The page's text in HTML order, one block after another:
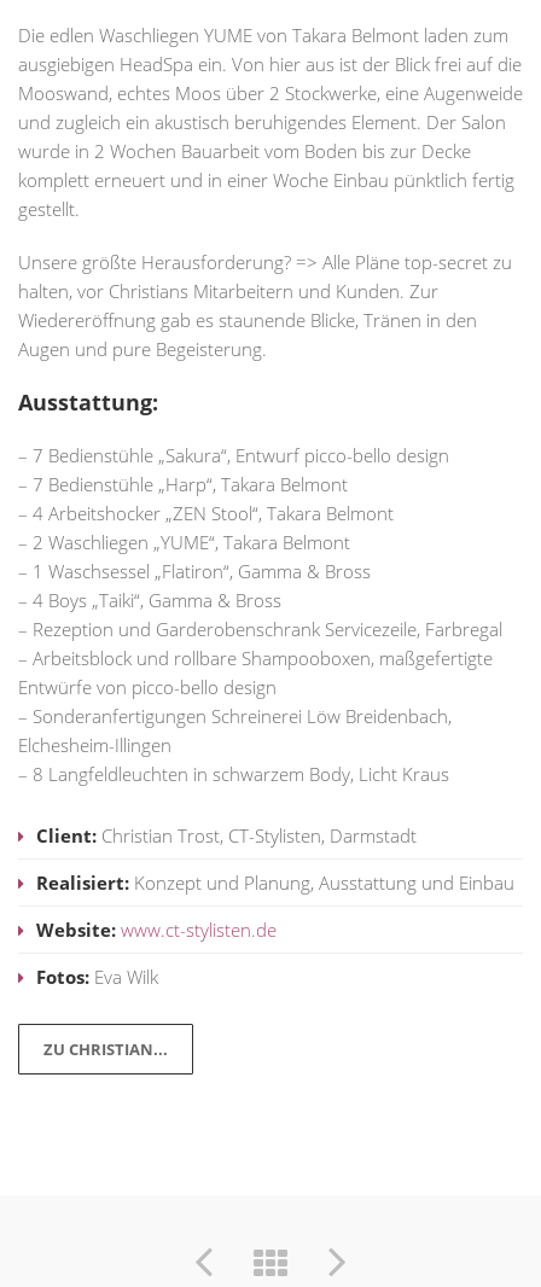
Die edlen Waschliegen YUME von Takara Belmont laden zum
ausgiebigen HeadSpa ein. Von hier aus ist der Blick frei auf die
Mooswand, echtes Moos über 2 Stockwerke, eine Augenweide
und zugleich ein akustisch beruhigendes Element. Der Salon
wurde in 2 Wochen Bauarbeit vom Boden bis zur Decke
komplett erneuert und in einer Woche Einbau pünktlich fertig
gestellt.
Unsere größte Herausforderung? => Alle Pläne top-secret zu
halten, vor Christians Mitarbeitern und Kunden. Zur
Wiedereröffnung gab es staunende Blicke, Tränen in den
Augen und pure Begeisterung.
Ausstattung:
– 7 Bedienstühle „Sakura“, Entwurf picco-bello design
– 7 Bedienstühle „Harp“, Takara Belmont
– 4 Arbeitshocker „ZEN Stool“, Takara Belmont
– 2 Waschliegen „YUME“, Takara Belmont
– 1 Waschsessel „Flatiron“, Gamma & Bross
– 4 Boys „Taiki“, Gamma & Bross
– Rezeption und Garderobenschrank Servicezeile, Farbregal
– Arbeitsblock und rollbare Shampooboxen, maßgefertigte
Entwürfe von picco-bello design
– Sonderanfertigungen Schreinerei Löw Breidenbach,
Elchesheim-Illingen
– 8 Langfeldleuchten in schwarzem Body, Licht Kraus
Client: Christian Trost, CT-Stylisten, Darmstadt
Realisiert: Konzept und Planung, Ausstattung und Einbau
Website: www.ct-stylisten.de
Fotos: Eva Wilk
ZU CHRISTIAN...